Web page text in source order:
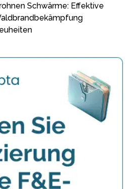
Schwärme: Effektive